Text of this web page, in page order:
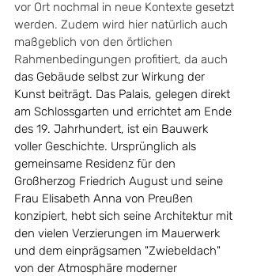
vor Ort nochmal in neue Kontexte gesetzt
werden. Zudem wird hier natürlich auch
maßgeblich von den örtlichen
Rahmenbedingungen profitiert, da auch
das Gebäude selbst zur Wirkung der
Kunst beiträgt. Das Palais, gelegen direkt
am Schlossgarten und errichtet am Ende
des 19. Jahrhundert, ist ein Bauwerk
voller Geschichte. Ursprünglich als
gemeinsame Residenz für den
Großherzog Friedrich August und seine
Frau Elisabeth Anna von Preußen
konzipiert, hebt sich seine Architektur mit
den vielen Verzierungen im Mauerwerk
und dem einprägsamen "Zwiebeldach"
von der Atmosphäre moderner